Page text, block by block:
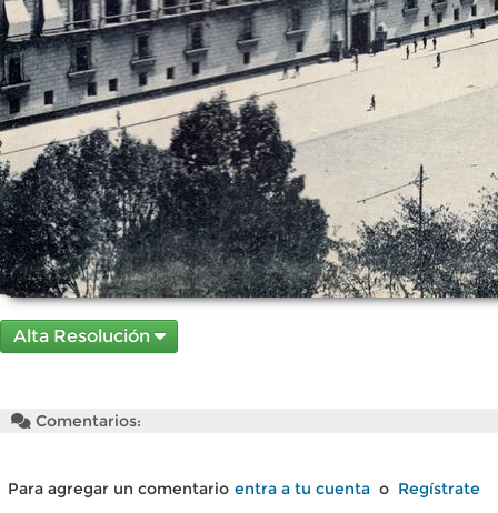
Alta Resolución
Comentarios:
Para agregar un comentario entra a tu cuenta o Regístrate